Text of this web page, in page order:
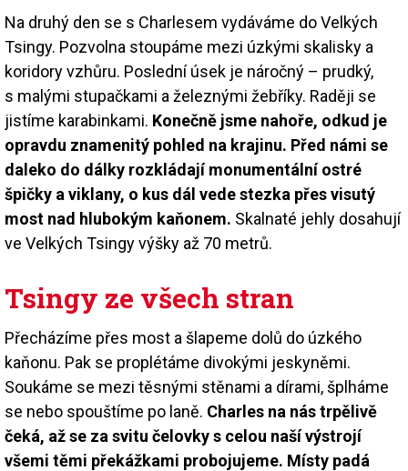
Na druhý den se s Charlesem vydáváme do Velkých
Tsingy. Pozvolna stoupáme mezi úzkými skalisky a
koridory vzhůru. Poslední úsek je náročný – prudký,
s malými stupačkami a železnými žebříky. Raději se
jistíme karabinkami. Konečně jsme nahoře, odkud je
opravdu znamenitý pohled na krajinu. Před námi se
daleko do dálky rozkládají monumentální ostré
špičky a viklany, o kus dál vede stezka přes visutý
most nad hlubokým kaňonem. Skalnaté jehly dosahují
ve Velkých Tsingy výšky až 70 metrů.
Tsingy ze všech stran
Přecházíme přes most a šlapeme dolů do úzkého
kaňonu. Pak se proplétáme divokými jeskyněmi.
Soukáme se mezi těsnými stěnami a dírami, šplháme
se nebo spouštíme po laně. Charles na nás trpělivě
čeká, až se za svitu čelovky s celou naší výstrojí
všemi těmi překážkami probojujeme. Místy padá